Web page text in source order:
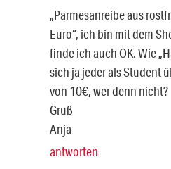
„Parmesanreibe aus
Euro“, ich bin mit dem
finde ich auch OK. Wie
sich ja jeder als Student
von 10€, wer denn nicht?
Gruß
Anja
antworten